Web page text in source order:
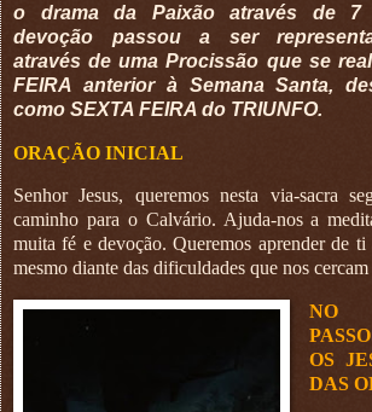
o drama da Paixão através de 7
devoção passou a ser
através de uma Procissão que se
FEIRA anterior à Semana Santa,
como SEXTA FEIRA do TRIUNFO.
ORAÇÃO INICIAL
Senhor Jesus, queremos nesta via-sacra
caminho para o Calvário. Ajuda-nos a
muita fé e devoção. Queremos aprender de
mesmo diante das dificuldades que nos
NO
OS
DAS